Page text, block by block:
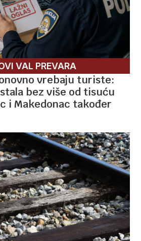
VAL PREVARA
vrebaju turiste:
bez više od tisuću
i Makedonac također